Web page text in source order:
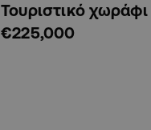
Τουριστικό
€225,000